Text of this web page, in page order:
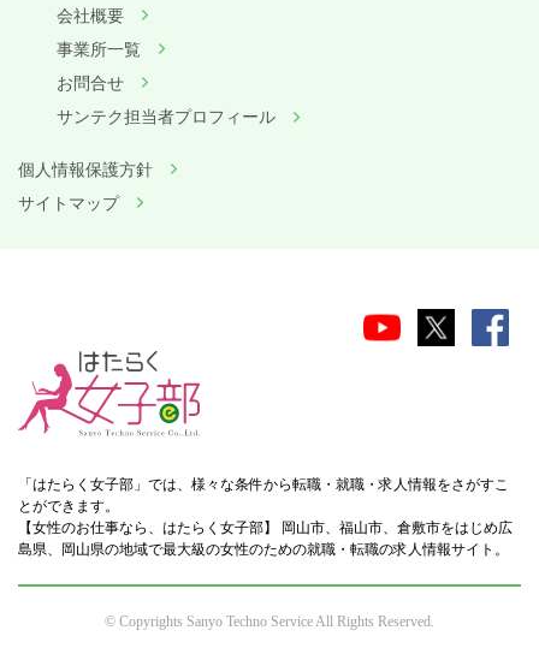
会社概要
事業所一覧
お問合せ
サンテク担当者プロフィール
個人情報保護方針
サイトマップ
「はたらく女子部」では、様々な条件から転職・就職・求人情報をさがすこ
とができます。
【女性のお仕事なら、はたらく女子部】 岡山市、福山市、倉敷市をはじめ広
島県、岡山県の地域で最大級の女性のための就職・転職の求人情報サイト。
© Copyrights Sanyo Techno Service All Rights Reserved.